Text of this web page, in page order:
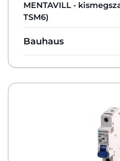
MENTAVILL -
TSM6)
Bauhaus